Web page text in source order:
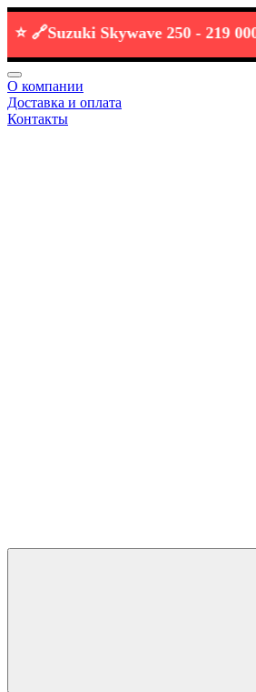
Suzuki Skywave 250 -219 000 р 💰
О компании
Доставка и оплата
Контакты